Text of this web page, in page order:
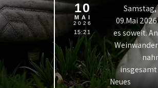
10
MAI
2026
15:21
09.Mai
es soweit.
insgesamt
Neues